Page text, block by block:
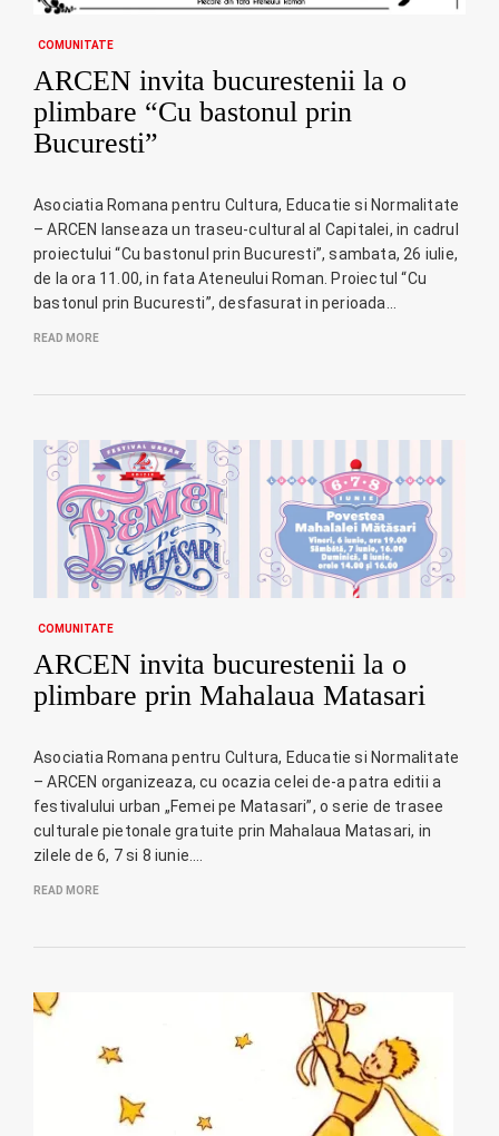
COMUNITATE
ARCEN invita bucurestenii la o
plimbare “Cu bastonul prin
Bucuresti”
Asociatia Romana pentru Cultura, Educatie si Normalitate
– ARCEN lanseaza un traseu-cultural al Capitalei, in cadrul
proiectului “Cu bastonul prin Bucuresti”, sambata, 26 iulie,
de la ora 11.00, in fata Ateneului Roman. Proiectul “Cu
bastonul prin Bucuresti”, desfasurat in perioada…
READ MORE
COMUNITATE
ARCEN invita bucurestenii la o
plimbare prin Mahalaua Matasari
Asociatia Romana pentru Cultura, Educatie si Normalitate
– ARCEN organizeaza, cu ocazia celei de-a patra editii a
festivalului urban „Femei pe Matasari”, o serie de trasee
culturale pietonale gratuite prin Mahalaua Matasari, in
zilele de 6, 7 si 8 iunie.…
READ MORE